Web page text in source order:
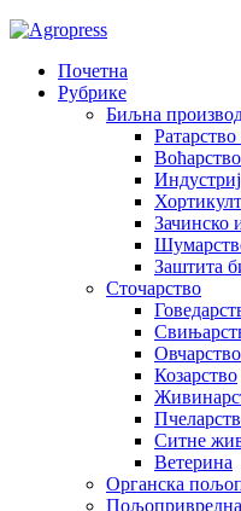
Почетна
Рубрике
Биљна
Зачинско
Заштита
Сточарство
Овчарство
Козарство
Ситне
Ветерина
Органска
Пољопривредна